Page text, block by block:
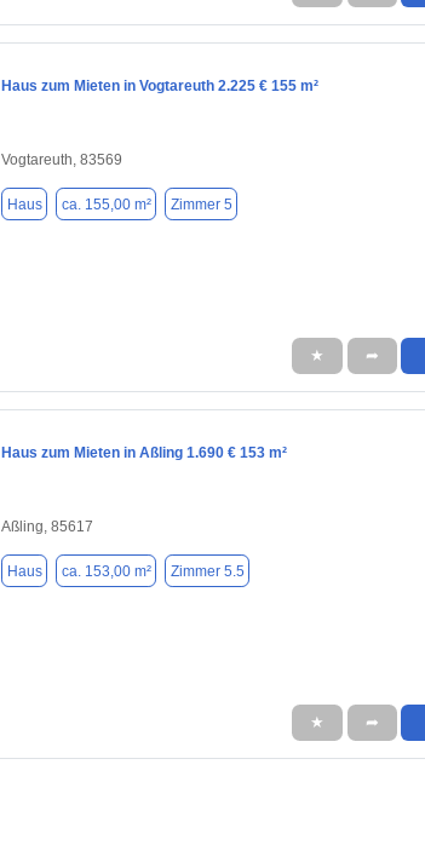
Haus zum Mieten in Vogtareuth 2.225 € 155 m²
Vogtareuth, 83569
Haus ca. 155,00 m² Zimmer 5
★ ➦
Haus zum Mieten in Aßling 1.690 € 153 m²
Aßling, 85617
Haus ca. 153,00 m² Zimmer 5.5
★ ➦